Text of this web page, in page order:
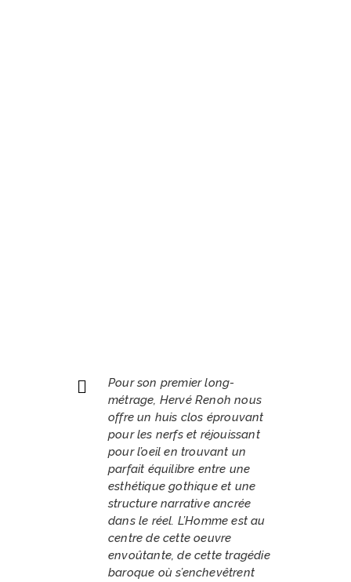
Pour son premier long-
métrage, Hervé Renoh nous
offre un huis clos éprouvant
pour les nerfs et réjouissant
pour l’oeil en trouvant un
parfait équilibre entre une
esthétique gothique et une
structure narrative ancrée
dans le réel. L’Homme est au
centre de cette oeuvre
envoûtante, de cette tragédie
baroque où s’enchevêtrent